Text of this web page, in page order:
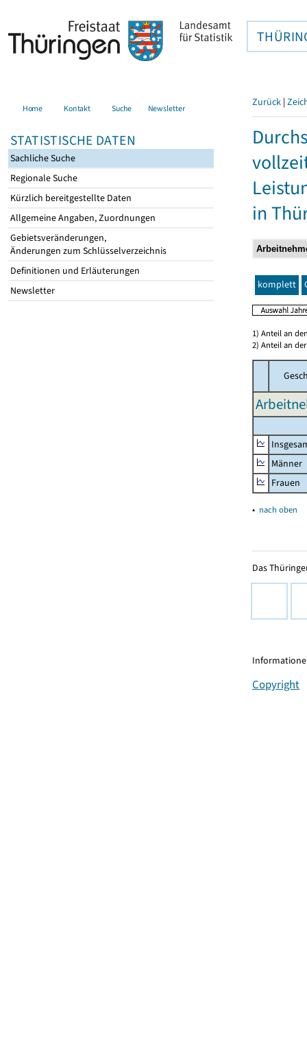
Home Kontakt Suche Newsletter
STATISTISCHE DATEN
Sachliche Suche
Regionale Suche
Kürzlich bereitgestellte Daten
Allgemeine Angaben, Zuordnungen
Gebietsveränderungen,
Änderungen zum Schlüsselverzeichnis
Definitionen und Erläuterungen
Newsletter
Zurück |
in
komplett
1) Anteil an
2) Anteil an
Männer
Frauen
▴ nach oben
Das
Copyright